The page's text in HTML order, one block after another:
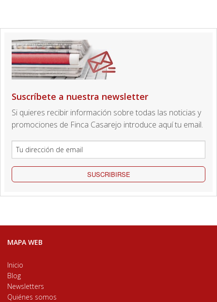
Suscríbete a nuestra newsletter
Si quieres recibir información sobre todas las noticias y
promociones de Finca Casarejo introduce aquí tu email.
SUSCRIBIRSE
MAPA WEB
Inicio
Blog
Newsletters
Quiénes somos